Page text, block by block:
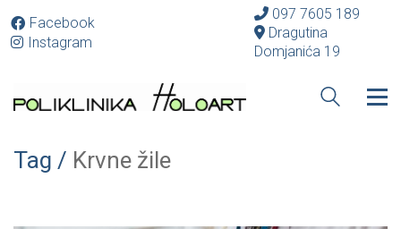
Facebook
Instagram
097 7605 189
Dragutina
Domjanića 19
Tag / Krvne žile